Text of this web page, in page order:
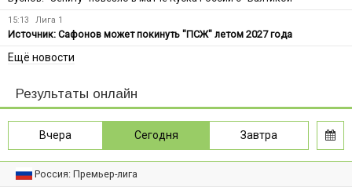
15:13 Лига 1
Источник: Сафонов может покинуть "ПСЖ" летом 2027 года
Ещё новости
Результаты онлайн
Вчера Сегодня Завтра
Россия: Премьер-лига